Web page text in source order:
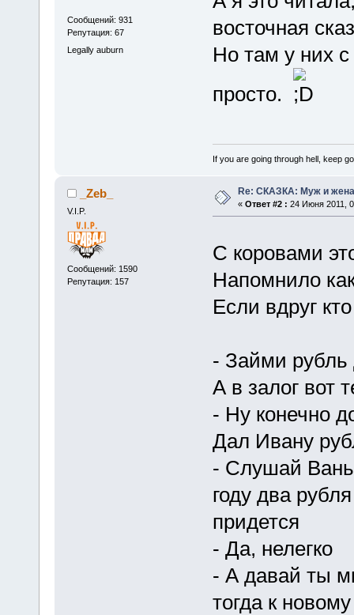
Сообщений: 931
Репутация: 67
Legally auburn
восточная
Но там у них
просто.
If you are going through hell, keep
_Zeb_
V.I.P.
Сообщений: 1590
Репутация: 157
Re: СКАЗКА: Муж и
« Ответ #2 : 24 Июня 2011,
С коровами
Напомнило
Если вдруг
- Займи рубль
А в залог вот
- Ну конечно
Дал Ивану
- Слушай
году два
придется
- Да, нелегко
- А давай ты
тогда к